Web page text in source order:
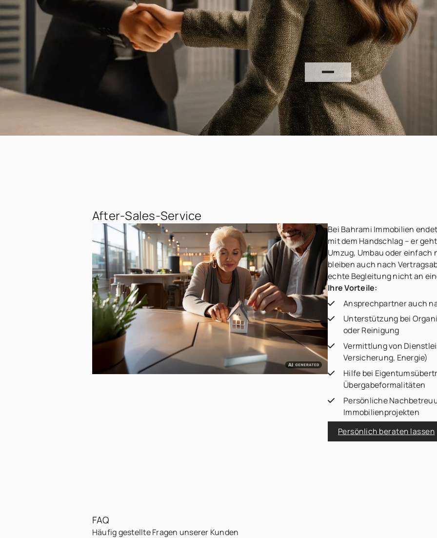
After-Sales-Service
Bei Bahrami Immobilien
mit dem Handschlag – er
Umzug, Umbau oder einfach
bleiben auch nach
echte Begleitung nicht an
Ihre Vorteile:
Ansprechpartner auch
Unterstützung bei
oder Reinigung
Vermittlung von
Versicherung, Energie)
Hilfe bei
Übergabeformalitäten
Persönliche
Immobilienprojekten
Persönlich beraten lassen
FAQ
Häufig gestellte Fragen unserer Kunden